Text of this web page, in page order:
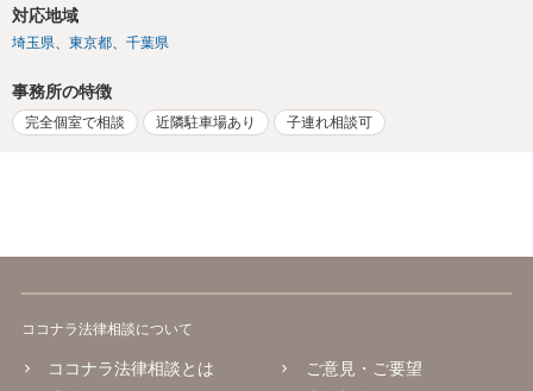
対応地域
埼玉県 東京都 千葉県
事務所の特徴
完全個室で相談 近隣駐車場あり 子連れ相談可
ココナラ法律相談について
ココナラ法律相談とは
ご意見・ご要望